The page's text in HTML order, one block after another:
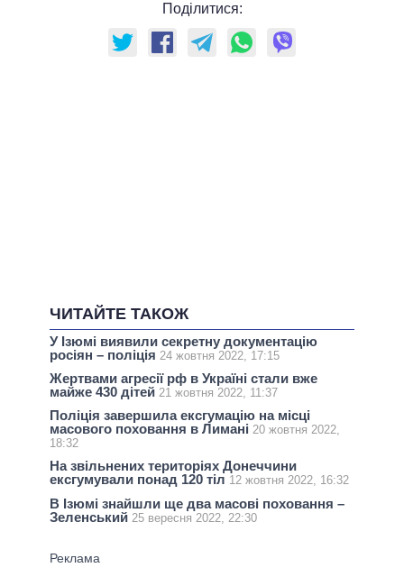
Поділитися:
ЧИТАЙТЕ ТАКОЖ
У Ізюмі виявили секретну документацію
росіян – поліція 24 жовтня 2022, 17:15
Жертвами агресії рф в Україні стали вже
майже 430 дітей 21 жовтня 2022, 11:37
Поліція завершила ексгумацію на місці
масового поховання в Лимані 20 жовтня 2022,
18:32
На звільнених територіях Донеччини
ексгумували понад 120 тіл 12 жовтня 2022, 16:32
В Ізюмі знайшли ще два масові поховання –
Зеленський 25 вересня 2022, 22:30